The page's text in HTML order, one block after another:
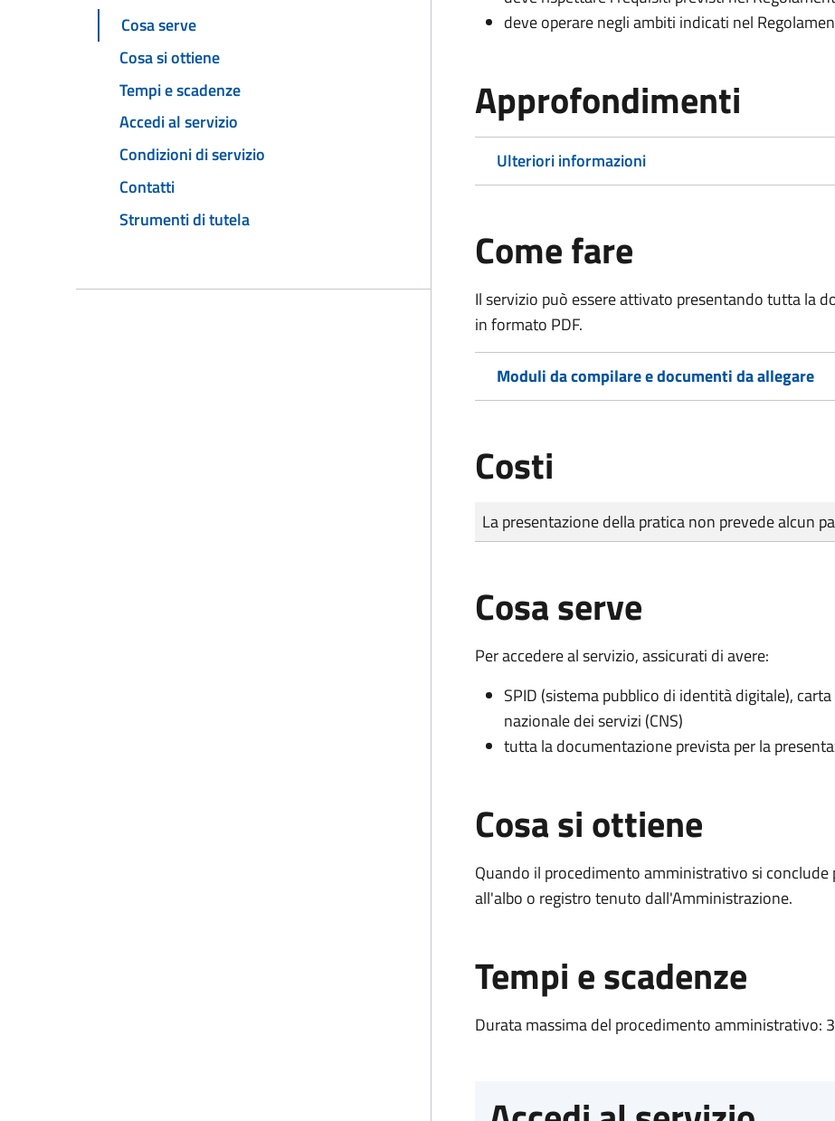
Cosa serve
Cosa si ottiene
Tempi e scadenze
Accedi al servizio
Condizioni di servizio
Contatti
Strumenti di tutela
deve operare negli ambiti indicati nel
Approfondimenti
Ulteriori informazioni
Come fare
Il servizio può essere attivato presentando tutta la
in formato PDF.
Moduli da compilare e documenti da allegare
Costi
Tipo di pagamento
Importo
La presentazione della pratica non prevede alcun
Cosa serve
Per accedere al servizio, assicurati di avere:
SPID (sistema pubblico di identità digitale),
nazionale dei servizi (CNS)
tutta la documentazione prevista per la
Cosa si ottiene
Quando il procedimento amministrativo si
all'albo o registro tenuto dall'Amministrazione.
Tempi e scadenze
Durata massima del procedimento amministrativo: